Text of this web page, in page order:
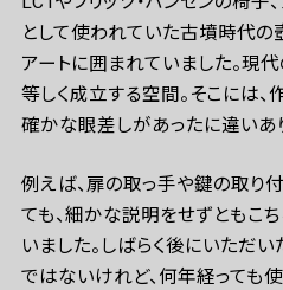
として使われていた古墳時代の
アートに囲まれていました。現
等しく成立する空間。そこには
確かな眼差しがあったに違いあ
例えば、扉の取っ手や鍵の取り
ても、細かな説明をせずともこ
いました。しばらく後にいただ
ではないけれど、何年経っても